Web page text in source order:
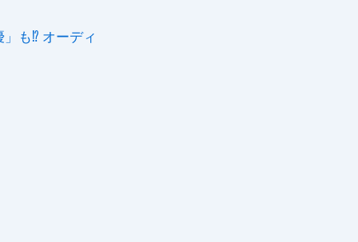
も⁉ オーディ